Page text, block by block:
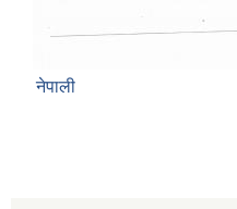
नेपाली